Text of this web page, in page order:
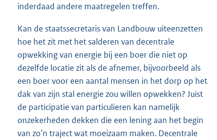
inderdaad andere maatregelen treffen.
Kan de staatssecretaris van Landbouw uiteenzetten
hoe het zit met het salderen van decentrale
opwekking van energie bij een boer die niet op
dezelfde locatie zit als de afnemer, bijvoorbeeld als
een boer voor een aantal mensen in het dorp op het
dak van zijn stal energie zou willen opwekken? Juist
de participatie van particulieren kan namelijk
onzekerheden dekken die een lening aan het begin
van zo’n traject wat moeizaam maken. Decentrale